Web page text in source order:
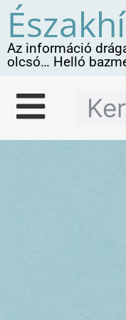
Az információ
olcsó… Helló